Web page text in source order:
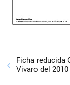
Ficha reducida
Vivaro del 2010